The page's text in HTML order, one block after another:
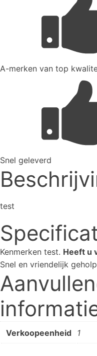
A-merken van top
Snel geleverd
test
Kenmerken test. Heeft u
Snel en vriendelijk
Verkoopeenheid 1